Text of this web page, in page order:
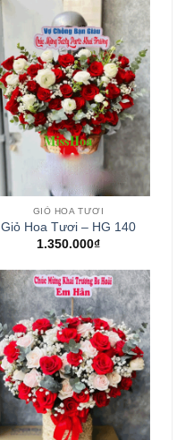
GIỎ HOA TƯƠI
Giỏ Hoa Tươi – HG 140
1.350.000₫